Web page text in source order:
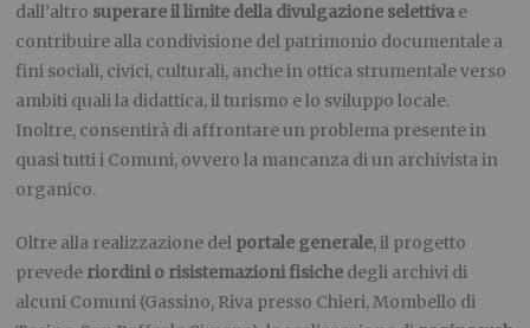
dall’altro superare il limite della divulgazione selettiva e
contribuire alla condivisione del patrimonio documentale a
fini sociali, civici, culturali, anche in ottica strumentale verso
ambiti quali la didattica, il turismo e lo sviluppo locale.
Inoltre, consentirà di affrontare un problema presente in
quasi tutti i Comuni, ovvero la mancanza di un archivista in
organico.
Oltre alla realizzazione del portale generale, il progetto
prevede riordini o risistemazioni fisiche degli archivi di
alcuni Comuni (Gassino, Riva presso Chieri, Mombello di